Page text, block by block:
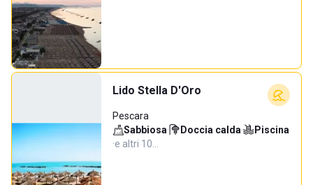
Lido Stella D'Oro
Pescara
Sabbiosa· Doccia calda·
Piscina
·e altri 10…